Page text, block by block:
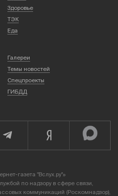
Здоровье
ТЭК
Еда
Галереи
Темы новостей
Спецпроекты
ГИБДД
газета "Вслух.ру"»
по надзору в сфере связи,
коммуникаций (Роскомнадзор),